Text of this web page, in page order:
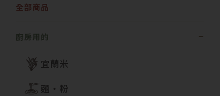
全部商品
廚房用的
宜蘭米
麵・粉